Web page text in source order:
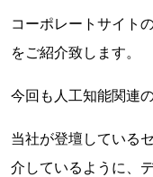
コーポレートサイト
をご紹介致します。
今回も人工知能関連
当社が登壇している
介しているように、